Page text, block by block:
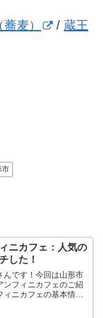
麦） / 蔵王
市
ニカフェ：人気の
した！
んです！今回は山形市
ンフィニカフェのご紹
ニカフェの基本情報